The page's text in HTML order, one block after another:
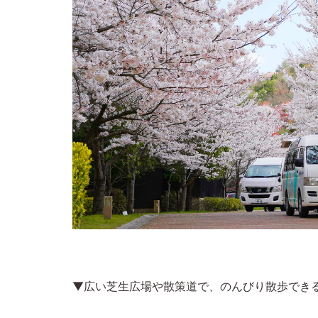
▼広い芝生広場や散策道で、のんびり散歩でき